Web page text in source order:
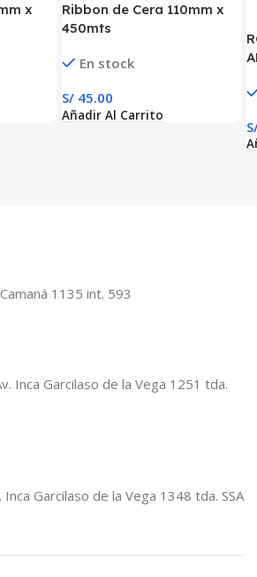
x
Ribbon de Cera 110mm x
450mts
En stock
S/ 45.00
Añadir Al Carrito
1135 int. 593
Inca Garcilaso de la Vega 1251 tda.
Inca Garcilaso de la Vega 1348 tda. SSA